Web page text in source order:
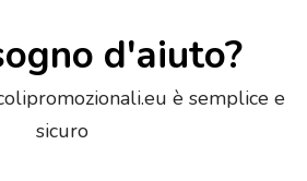
d'aiuto?
è semplice e
sicuro